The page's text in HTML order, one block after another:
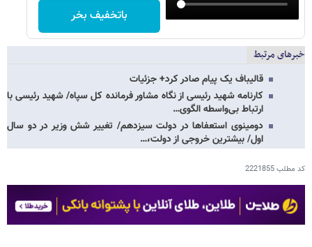
باتخفیف بخر
خبرهای مرتبط
قالیباف یک پیام صادر کرد+ جزئیات
کارنامه شهید رئیسی از نگاه مشاور فرمانده کل سپاه/ شهید رئیسی با
ارتباط بی‌واسطه الگوی…
دومینوی استعفاها در دولت سیزدهم/ تغییر شش وزیر در دو سال
اول/ بیشترین خروجی از دولت،…
کد مطلب2221855